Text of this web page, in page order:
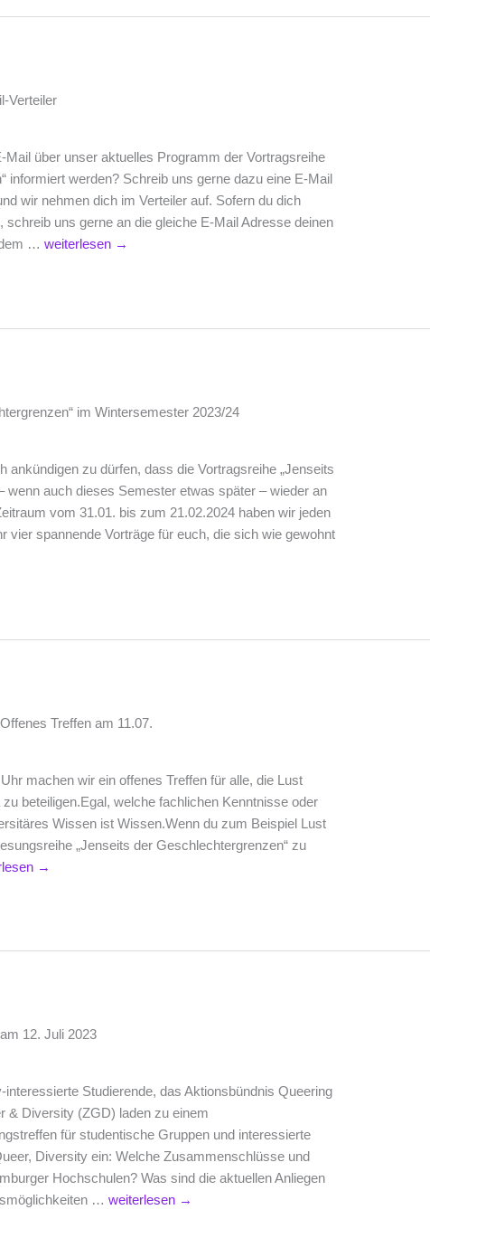
Verteiler
über unser aktuelles Programm der Vortragsreihe
informiert werden? Schreib uns gerne dazu eine E-Mail
wir nehmen dich im Verteiler auf. Sofern du dich
schreib uns gerne an die gleiche E-Mail Adresse deinen
dem …Hinweis
E-
weiterlesen →
im Wintersemester 2023/24
ankündigen zu dürfen, dass die Vortragsreihe „Jenseits
wenn auch dieses Semester etwas später – wieder an
vom 31.01. bis zum 21.02.2024 haben wir jeden
vier spannende Vorträge für euch, die sich wie gewohnt
Treffen am 11.07.
machen wir ein offenes Treffen für alle, die Lust
beteiligen.Egal, welche fachlichen Kenntnisse oder
Wissen ist Wissen.Wenn du zum Beispiel Lust
„Jenseits der Geschlechtergrenzen“ zu
→
12. Juli 2023
Studierende, das Aktionsbündnis Queering
& Diversity (ZGD) laden zu einem
für studentische Gruppen und interessierte
Diversity ein: Welche Zusammenschlüsse und
Hochschulen? Was sind die aktuellen Anliegen
…Einladung
weiterlesen →